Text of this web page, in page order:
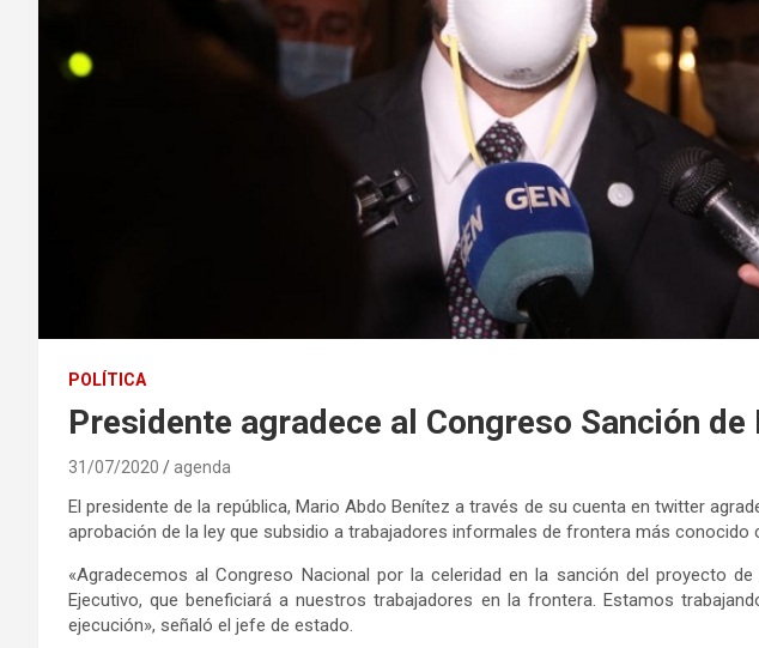
POLÍTICA
Presidente agradece al Congreso Sanción de
31/07/2020 agenda
El presidente de la república, Mario Abdo Benítez a través de su cuenta en twitter
aprobación de la ley que subsidio a trabajadores informales de frontera más conocido
«Agradecemos al Congreso Nacional por la celeridad en la sanción del proyecto
Ejecutivo, que beneficiará a nuestros trabajadores en la frontera. Estamos
ejecución», señaló el jefe de estado.